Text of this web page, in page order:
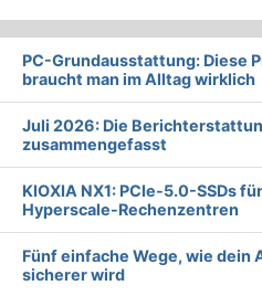
PC-Grundausstattung: Diese
braucht man im Alltag wirklich
Juli 2026: Die
zusammengefasst
KIOXIA NX1: PCIe-5.0-SSDs
Hyperscale-Rechenzentren
Fünf einfache Wege, wie dein
sicherer wird